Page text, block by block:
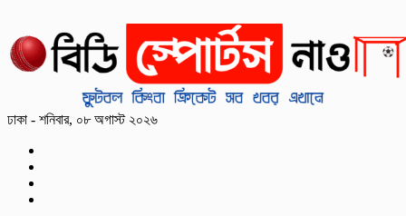
ঢাকা - শনিবার, ০৮ অগাস্ট ২০২৬